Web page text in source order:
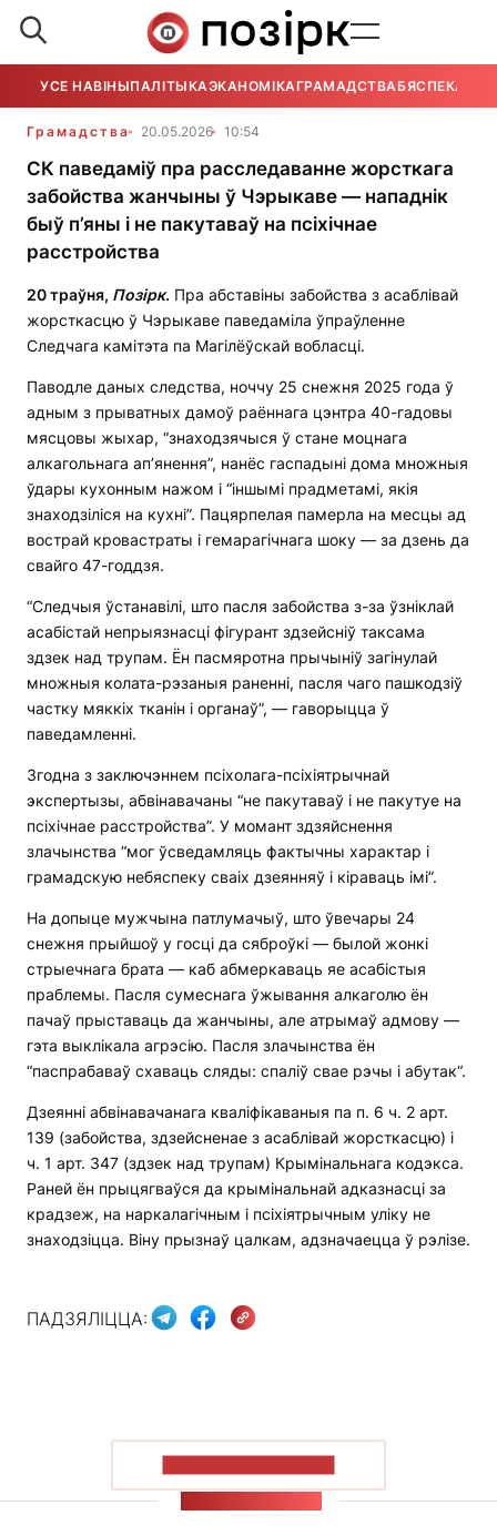
УСЕ НАВІНЫПАЛІТЫКАЭКАНОМІКАГРАМАДСТВАБЯСПЕКА
Грамадства 20.05.2026 10:54
СК паведаміў пра расследаванне жорсткага
забойства жанчыны ў Чэрыкаве — нападнік
быў п’яны і не пакутаваў на псіхічнае
расстройства
20траўня, Позірк. Пра абставіны забойства з асаблівай
жорсткасцю ў Чэрыкаве паведаміла ўпраўленне
Следчага камітэта па Магілёўскай вобласці.
Паводле даных следства, ноччу 25 снежня 2025 года ў
адным з прыватных дамоў раённага цэнтра 40-гадовы
мясцовы жыхар, “знаходзячыся ў стане моцнага
алкагольнага ап’янення”, нанёс гаспадыні дома множныя
ўдары кухонным нажом і “іншымі прадметамі, якія
знаходзіліся на кухні”. Пацярпелая памерла на месцы ад
вострай кровастраты і гемарагічнага шоку — за дзень да
свайго 47-годдзя.
“Следчыя ўстанавілі, што пасля забойства з-за ўзніклай
асабістай непрыязнасці фігурант здзейсніў таксама
здзек над трупам. Ён пасмяротна прычыніў загінулай
множныя колата-рэзаныя раненні, пасля чаго пашкодзіў
частку мяккіх тканін і органаў”, — гаворыцца ў
паведамленні.
Згодна з заключэннем псіхолага-псіхіятрычнай
экспертызы, абвінавачаны “не пакутаваў і не пакутуе на
псіхічнае расстройства”. У момант здзяйснення
злачынства “мог ўсведамляць фактычны характар і
грамадскую небяспеку сваіх дзеянняў і кіраваць імі”.
На допыце мужчына патлумачыў, што ўвечары 24
снежня прыйшоў у госці да сяброўкі — былой жонкі
стрыечнага брата — каб абмеркаваць яе асабістыя
праблемы. Пасля сумеснага ўжывання алкаголю ён
пачаў прыставаць да жанчыны, але атрымаў адмову —
гэта выклікала агрэсію. Пасля злачынства ён
“паспрабаваў схаваць сляды: спаліў свае рэчы і абутак“.
Дзеянні абвінавачанага кваліфікаваныя па п. 6 ч. 2 арт.
139 (забойства, здзейсненае з асаблівай жорсткасцю) і
ч. 1 арт. 347 (здзек над трупам) Крымінальнага кодэкса.
Раней ён прыцягваўся да крымінальнай адказнасці за
крадзеж, на наркалагічным і псіхіятрычным уліку не
знаходзіцца. Віну прызнаў цалкам, адзначаецца ў рэлізе.
ПАДЗЯЛІЦЦА: